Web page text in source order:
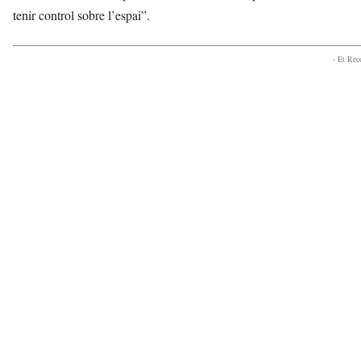
tenir control sobre l’espai”.
- Et